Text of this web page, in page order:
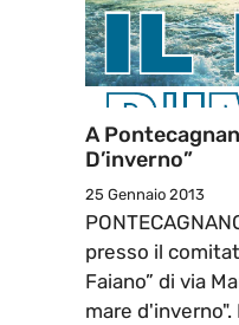
A
D’inverno”
25 Gennaio 2013
presso il
Faiano” di via
mare